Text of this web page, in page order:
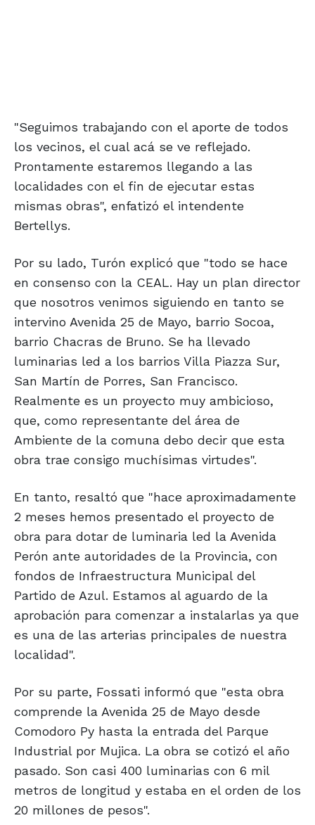
"Seguimos trabajando con el aporte de todos
los vecinos, el cual acá se ve reflejado.
Prontamente estaremos llegando a las
localidades con el fin de ejecutar estas
mismas obras", enfatizó el intendente
Bertellys.
Por su lado, Turón explicó que "todo se hace
en consenso con la CEAL. Hay un plan director
que nosotros venimos siguiendo en tanto se
intervino Avenida 25 de Mayo, barrio Socoa,
barrio Chacras de Bruno. Se ha llevado
luminarias led a los barrios Villa Piazza Sur,
San Martín de Porres, San Francisco.
Realmente es un proyecto muy ambicioso,
que, como representante del área de
Ambiente de la comuna debo decir que esta
obra trae consigo muchísimas virtudes".
En tanto, resaltó que "hace aproximadamente
2 meses hemos presentado el proyecto de
obra para dotar de luminaria led la Avenida
Perón ante autoridades de la Provincia, con
fondos de Infraestructura Municipal del
Partido de Azul. Estamos al aguardo de la
aprobación para comenzar a instalarlas ya que
es una de las arterias principales de nuestra
localidad".
Por su parte, Fossati informó que "esta obra
comprende la Avenida 25 de Mayo desde
Comodoro Py hasta la entrada del Parque
Industrial por Mujica. La obra se cotizó el año
pasado. Son casi 400 luminarias con 6 mil
metros de longitud y estaba en el orden de los
20 millones de pesos".